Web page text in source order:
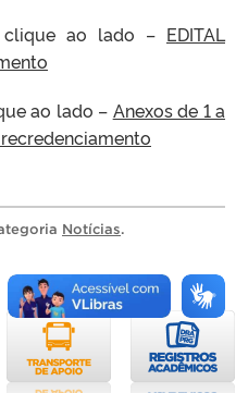
clique ao lado – EDITAL
ao lado – Anexos de 1 a
Notícias.